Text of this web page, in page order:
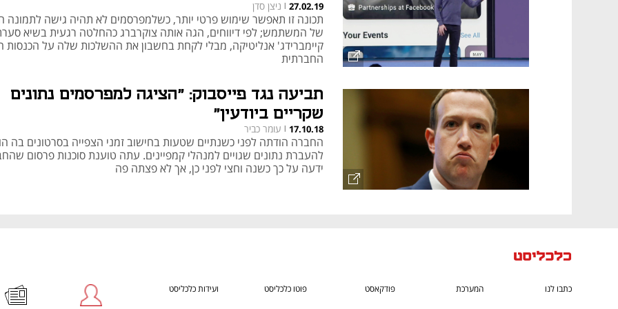
27.02.19
| ניצן סדן
תכונה זו תאפשר שימוש פרטי יותר, כשלמפרסמים לא תהיה גישה לתמונה
של המשתמש; לפי דיווחים, הגה אותה צוקרברג כהחלטה רגעית בשיא
קיימברידג' אנליטיקה, מבלי לקחת בחשבון את ההשלכות שלה על
החברתית
תביעה נגד פייסבוק: "הציגה למפרסמים נתונים
שקריים ביודעין"
17.10.18
| עומר כביר
החברה הודתה לפני כשנתיים שטעות בחישוב זמני הצפייה בסרטונים בה
להעברת נתונים שגויים למנהלי קמפיינים. עתה טוענת סוכנות פרסום
ידעה על כך כשנה וחצי לפני כן, אך לא פצתה פה
כתבו לנו המערכת פודקאסט פוטו כלכליסט ועידות כלכליסט